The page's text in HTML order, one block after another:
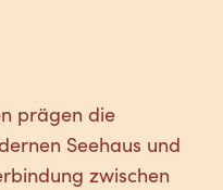
prägen die
Seehaus und
zwischen